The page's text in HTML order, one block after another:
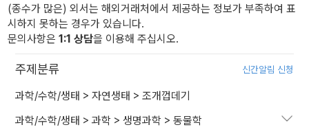
(종수가 많은) 외서는 해외거래처에서 제공하는 정보가 부족하여 표
시하지 못하는 경우가 있습니다.
문의사항은 1:1 상담을 이용해 주십시오.
주제분류 신간알림 신청
과학/수학/생태 > 자연생태 > 조개껍데기
과학/수학/생태 > 과학 > 생명과학 > 동물학